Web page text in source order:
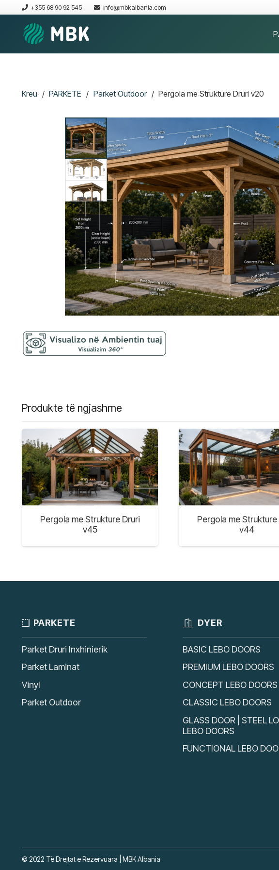
+355 68 90 92 545 info@mbkalbania.com
Kreu / PARKETE / Parket Outdoor / Pergola me Strukture Druri v20
Produkte të ngjashme
Pergola me Strukture Druri
v45
Pergola me Strukture
v44
PARKETE
Parket Druri Inxhinierik
Parket Laminat
Vinyl
Parket Outdoor
DYER
BASIC LEBO DOORS
PREMIUM LEBO DOORS
CONCEPT LEBO DOORS
CLASSIC LEBO DOORS
GLASS DOOR | STEEL
LEBO DOORS
FUNCTIONAL LEBO
© 2022 Të Drejtat e Rezervuara | MBK Albania